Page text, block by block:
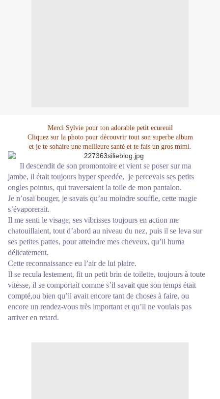
Merci Sylvie pour ton adorable petit ecureuil
Cliquez sur la photo pour découvrir tout son superbe album
et je te sohaire une meilleure santé et te fais un gros mimi.
Il descendit de son promontoire et vient se poser sur ma
jambe, il était toujours hyper speedée, je percevais ses petits
ongles pointus, qui traversaient la toile de mon pantalon.
Je n’osai bouger, je savais qu’au moindre souffle, cette magie
s’évaporerait.
Il me senti le visage, ses vibrisses toujours en action me
chatouillaient, tout d’abord au niveau du nez, puis il se leva sur
ses petites pattes, pour atteindre mes cheveux, qu’il huma
délicatement.
Cette reconnaissance eu l’air de lui plaire.
Il se recula lestement, fit un petit brin de toilette, toujours à toute
vitesse, il se comportait comme s’il savait que son temps était
compté,ou bien qu’il avait encore tant de choses à faire, ou
encore un rendez-vous très important et qu’il ne voulais pas
arriver en retard.